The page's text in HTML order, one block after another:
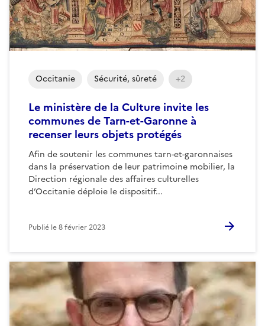
Le ministère de la Culture invite les
communes de Tarn-et-Garonne à
recenser leurs objets protégés
Afin de soutenir les communes tarn-et-garonnaises
dans la préservation de leur patrimoine mobilier, la
Direction régionale des affaires culturelles
d’Occitanie déploie le dispositif...
Occitanie Sécurité, sûreté +2
Publié le8 février 2023